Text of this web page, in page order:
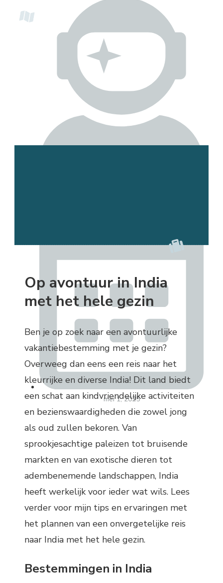
mei 1, 2025
Op avontuur in India
met het hele gezin
Ben je op zoek naar een avontuurlijke
vakantiebestemming met je gezin?
Overweeg dan eens een reis naar het
kleurrijke en diverse India! Dit land biedt
een schat aan kindvriendelijke activiteiten
en bezienswaardigheden die zowel jong
als oud zullen bekoren. Van
sprookjesachtige paleizen tot bruisende
markten en van exotische dieren tot
adembenemende landschappen, India
heeft werkelijk voor ieder wat wils. Lees
verder voor mijn tips en ervaringen met
het plannen van een onvergetelijke reis
naar India met het hele gezin.
Bestemmingen in India